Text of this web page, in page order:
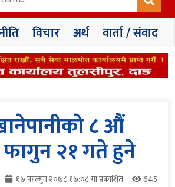
विचार अर्थ वार्ता / संवाद
८ औं
२१ गते हुने
१७ फाल्गुन २०७८ १७:०८ मा प्रकाशित
645